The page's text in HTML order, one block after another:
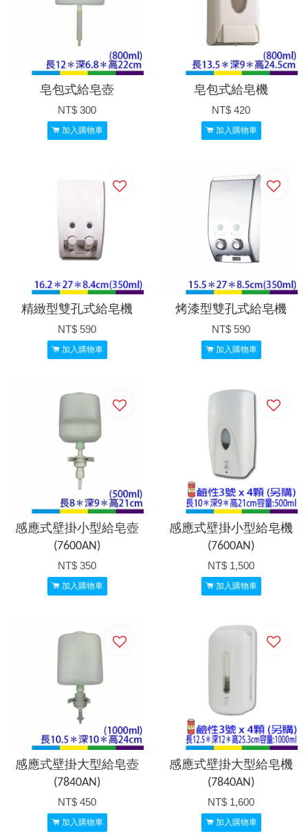
皂包式給皂壺
NT$ 300
加入購物車
皂包式給皂機
NT$ 420
加入購物車
精緻型雙孔式給皂機
NT$ 590
加入購物車
烤漆型雙孔式給皂機
NT$ 590
加入購物車
感應式壁掛小型給皂壺
(7600AN)
NT$ 350
加入購物車
感應式壁掛小型給皂機
(7600AN)
NT$ 1,500
加入購物車
感應式壁掛大型給皂壺
(7840AN)
NT$ 450
加入購物車
感應式壁掛大型給皂機
(7840AN)
NT$ 1,600
加入購物車